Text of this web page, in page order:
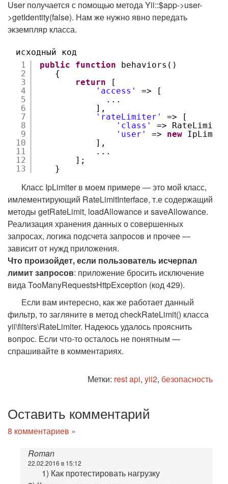
User получается с помощью метода Yii::$app->user-
>getIdentity(false). Нам же нужно явно передать
экземпляр класса.
исходный код
1
2
3
4
5
6
7
8
9
10
11
12
13
public function
behaviors()
{
return
[
'access'
=> [
...
],
'rateLimiter'
=> [
'class'
=>
'user'
=> new
],
...
];
}
Класс IpLimiter в моем примере — это мой класс,
имлементирующий RateLimitInterface, т.е содержащий
методы getRateLimit, loadAllowance и saveAllowance.
Реализация хранения данных о совершенных
запросах, логика подсчета запросов и прочее —
зависит от нужд приложения.
Что произойдет, если пользователь исчерпал
лимит запросов: приложение бросить исключение
вида TooManyRequestsHttpException (код 429).
Если вам интересно, как же работает данный
фильтр, то загляните в метод checkRateLimit() класса
yii\filters\RateLimiter. Надеюсь удалось прояснить
вопрос. Если что-то осталось не понятным —
спрашивайте в комментариях.
Метки: rest api, yii2, безопасность
Оставить комментарий
8 комментариев »
Roman
22.02.2016 в 15:12
1) Как протестировать нагрузку